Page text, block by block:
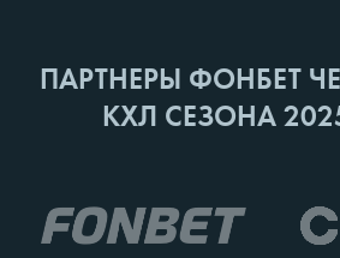
ПАРТНЕРЫ ФОНБЕТ
КХЛ СЕЗОНА